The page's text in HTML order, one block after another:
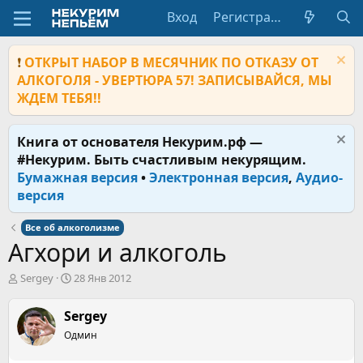
Вход Регистрация
❗ ОТКРЫТ НАБОР В МЕСЯЧНИК ПО ОТКАЗУ ОТ
АЛКОГОЛЯ - УВЕРТЮРА 57! ЗАПИСЫВАЙСЯ, МЫ
ЖДЕМ ТЕБЯ!!
Книга от основателя Некурим.рф —
#Некурим. Быть счастливым некурящим.
Бумажная версия•Электронная версия, Аудио-
версия
Все об алкоголизме
Агхори и алкоголь
А
о
р
Sergey
Д
а
н
28 Янв 2012
Sergey
Одмин